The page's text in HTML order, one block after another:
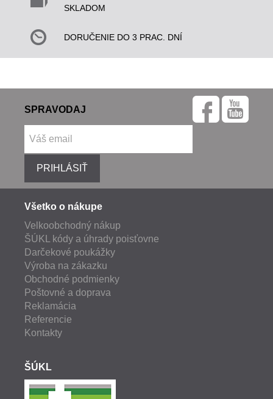
SKLADOM
DORUČENIE DO 3 PRAC. DNÍ
SPRAVODAJ
PRIHLÁSIŤ
Všetko o nákupe
Velkoobchodný nákup
ŠÚKL kódy a úhrady poisťovne
Darčekové poukážky
Výroba na zákazku
Obchodné podmienky
Poštovné a doprava
Reklamácia
Referencie
Kontakty
ŠÚKL